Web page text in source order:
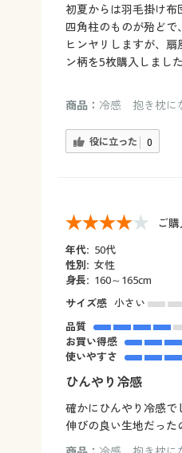
初夏からは羽毛掛け布
四角柱のものが殆ど
ヒンヤリしますが、
ン柄を5枚購入しまし
商品： 冷感 抱き枕に
役に立った 0
ご
年代: 50代
性別: 女性
身長: 160～165cm
サイズ感 小さい
品質
お買い得感
使いやすさ
ひんやり冷感
確かにひんやり冷感で
伸びの良い生地だった